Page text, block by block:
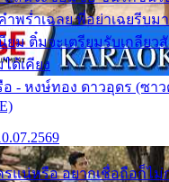
ำพร่ำเฉลย พี่อย่าเฉยรีบ
ยม ติ๋มจะเตรียมรับเกลียว
ด้เคียง
- หงษ์ทอง ดาวอุดร (ซา
รแน่หรือ อยากเชื่อถือก็ไ